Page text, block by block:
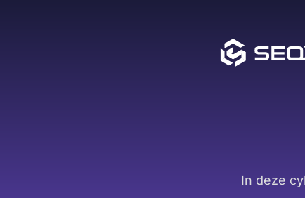
In deze